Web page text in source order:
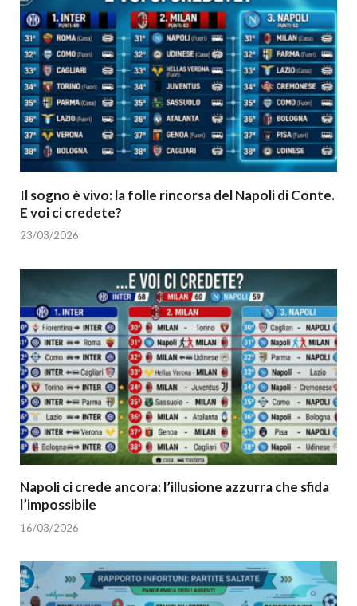
Il sogno è vivo: la folle rincorsa del Napoli di Conte.
E voi ci credete?
23/03/2026
Napoli ci crede ancora: l’illusione azzurra che sfida
l’impossibile
16/03/2026